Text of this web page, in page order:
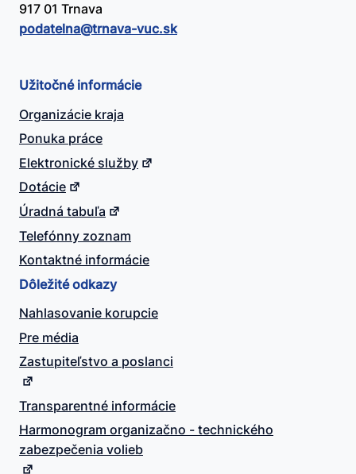
917 01 Trnava
podatelna@​trnava-vuc.sk
Užitočné informácie
Organizácie kraja
Ponuka práce
Elektronické služby
Dotácie
Úradná tabuľa
Telefónny zoznam
Kontaktné informácie
Dôležité odkazy
Nahlasovanie korupcie
Pre média
Zastupiteľstvo a poslanci
Transparentné informácie
Harmonogram organizačno - technického
zabezpečenia volieb